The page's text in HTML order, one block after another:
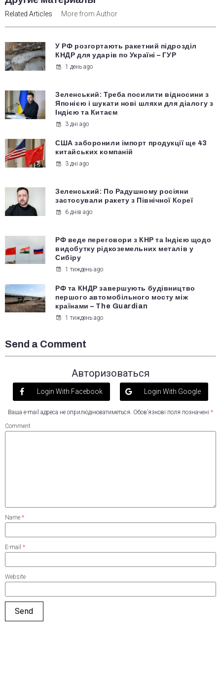
Related Articles More from Author
У РФ розгортають ракетний підрозділ
КНДР для ударів по Україні – ГУР
1 день ago
Зеленський: Треба посилити відносини з
Японією і шукати нові шляхи для діалогу з
Індією та Китаєм
3 дні ago
США заборонили імпорт продукції ще 43
китайських компаній
3 дні ago
Зеленський: По Радушному росіяни
застосували ракету з Північної Кореї
6 днів ago
РФ веде переговори з КНР та Індією щодо
видобутку рідкоземельних металів у
Сибіру
1 тиждень ago
РФ та КНДР завершують будівництво
першого автомобільного мосту між
країнами – The Guardian
1 тиждень ago
Send a Comment
Авторизоваться
Login With Facebook Login With Google
Ваша e-mail адреса не оприлюднюватиметься. Обов’язкові поля позначені *
Comment
Name *
E-mail *
Website